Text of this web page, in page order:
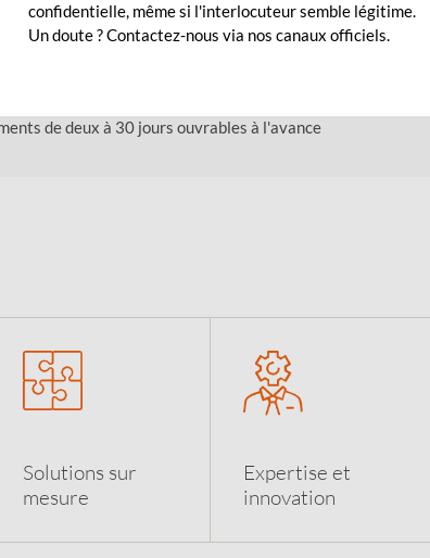
sûr de traiter les paiements réguliers (salaires, paiements
vos paiements avec des opérations traçables
quotidienne
de deux à 30 jours ouvrables à l'avance
Solutions sur
mesure
Expertise et
innovation
confidentielle, même si l'interlocuteur semble légitime.
Un doute ? Contactez-nous via nos canaux officiels.